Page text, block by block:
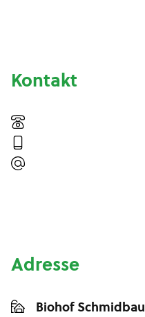
Kontakt
Adresse
Biohof